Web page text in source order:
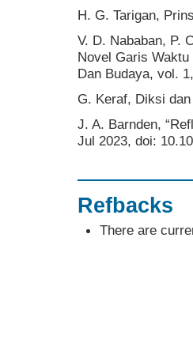
H. G. Tarigan,
V. D. Nababan, P.
Novel Garis
Dan Budaya, vol.
G. Keraf, Diksi
J. A. Barnden,
Jul 2023, doi:
Refbacks
There are